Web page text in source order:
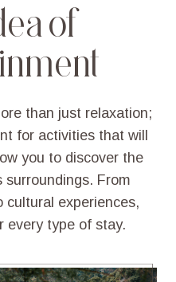
of
than just relaxation;
for activities that will
you to discover the
surroundings. From
cultural experiences,
every type of stay.